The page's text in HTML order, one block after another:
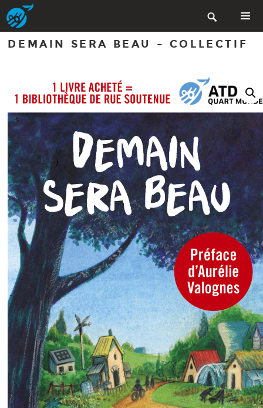
Aller
au
contenu
principal

MENU
DEMAIN SERA BEAU – COLLECTIF